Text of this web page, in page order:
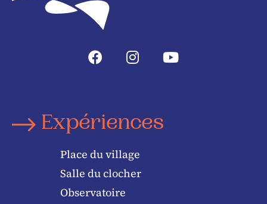
Expériences
Place du village
Salle du clocher
Observatoire